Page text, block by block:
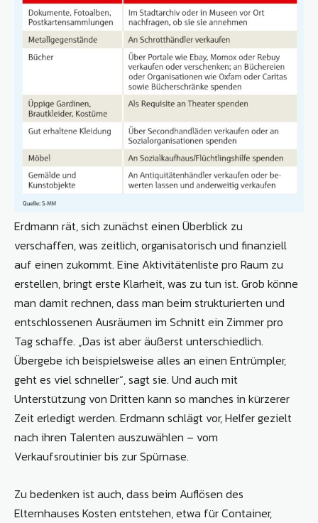
Erdmann rät, sich zunächst einen Überblick zu
verschaffen, was zeitlich, organisatorisch und finanziell
auf einen zukommt. Eine Aktivitätenliste pro Raum zu
erstellen, bringt erste Klarheit, was zu tun ist. Grob könne
man damit rechnen, dass man beim strukturierten und
entschlossenen Ausräumen im Schnitt ein Zimmer pro
Tag schaffe. „Das ist aber äußerst unterschiedlich.
Übergebe ich beispielsweise alles an einen Entrümpler,
geht es viel schneller“, sagt sie. Und auch mit
Unterstützung von Dritten kann so manches in kürzerer
Zeit erledigt werden. Erdmann schlägt vor, Helfer gezielt
nach ihren Talenten auszuwählen – vom
Verkaufsroutinier bis zur Spürnase.
Zu bedenken ist auch, dass beim Auflösen des
Elternhauses Kosten entstehen, etwa für Container,